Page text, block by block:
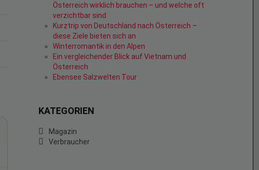
Österreich wirklich brauchen – und welche oft
verzichtbar sind
Kurztrip von Deutschland nach Österreich –
diese Ziele bieten sich an
Winterromantik in den Alpen
Ein vergleichender Blick auf Vietnam und
Österreich
Ebensee Salzwelten Tour
KATEGORIEN
Magazin
Verbraucher